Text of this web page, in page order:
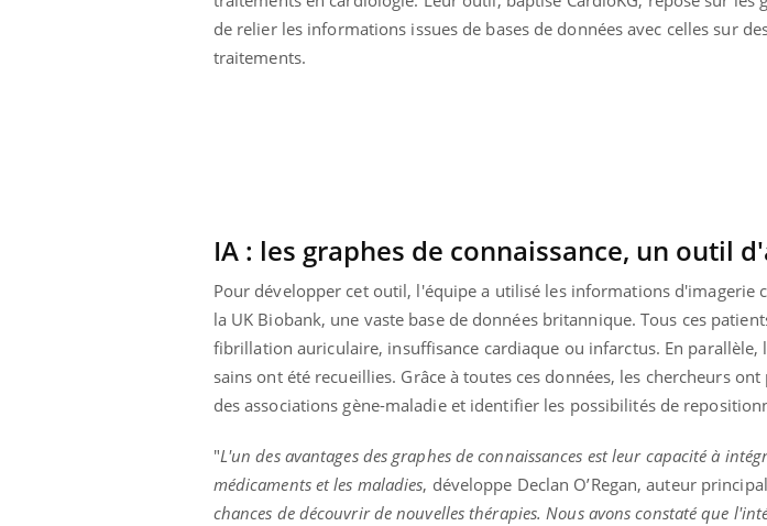
de relier les informations issues de bases de données avec celles sur
traitements.
IA : les graphes de connaissance, un outil
Pour développer cet outil, l'équipe a utilisé les informations d'imagerie
la UK Biobank, une vaste base de données britannique. Tous ces
fibrillation auriculaire, insuffisance cardiaque ou infarctus. En
sains ont été recueillies. Grâce à toutes ces données, les chercheurs
des associations gène-maladie et identifier les possibilités de
"L'un des avantages des graphes de connaissances est leur capacité à
médicaments et les maladies, développe Declan O’Regan, auteur
chances de découvrir de nouvelles thérapies. Nous avons constaté que
basque enceintes